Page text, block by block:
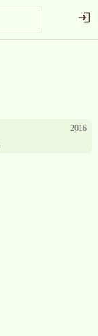
2016